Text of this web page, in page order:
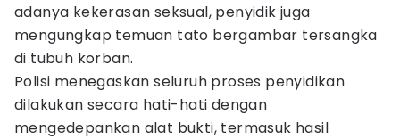
adanya kekerasan seksual, penyidik juga
mengungkap temuan tato bergambar tersangka
di tubuh korban.
Polisi menegaskan seluruh proses penyidikan
dilakukan secara hati-hati dengan
mengedepankan alat bukti, termasuk hasil